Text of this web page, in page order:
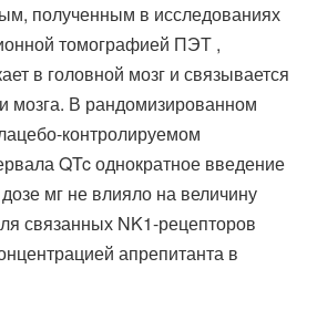
полученным в исследованиях
томографией ПЭТ ,
в головной мозг и связывается
мозга. В рандомизированном
контролируемом
QTc однократное введение
мг не влияло на величину
связанных NK1-рецепторов
апрепитанта в